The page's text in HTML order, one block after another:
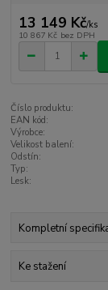
13 149 Kč/ks
10 867 Kč bez DPH
Číslo produktu:
EAN kód:
Výrobce:
Velikost balení:
Odstín:
Typ:
Lesk:
Kompletní
Ke stažení